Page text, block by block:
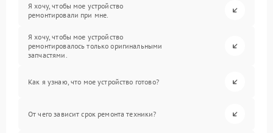
Я хочу, чтобы мое устройство
ремонтировали при мне.
Я хочу, чтобы мое устройство
ремонтировалось только оригинальными
запчастями.
Как я узнаю, что мое устройство готово?
От чего зависит срок ремонта техники?